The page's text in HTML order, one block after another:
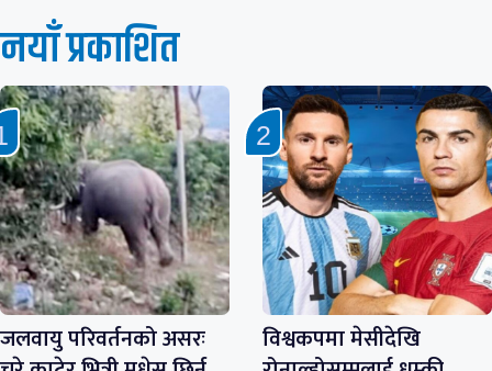
नयाँ प्रकाशित
जलवायु परिवर्तनको असरः
विश्वकपमा मेसीदेखि